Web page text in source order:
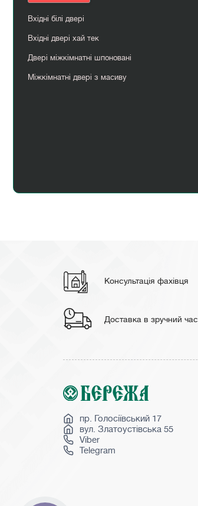
Вхідні білі двері
Вхідні двері хай тек
Двері міжкімнатні шпоновані
Міжкімнатні двері з масиву
Консультація фахівця
Доставка в зручний час
пр. Голосіївський 17
вул. Златоустівська 55
Viber
Telegram